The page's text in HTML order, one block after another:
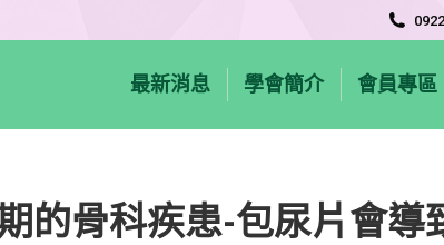
最新消息 學會簡介 會員專區
的骨科疾患-包尿片會導